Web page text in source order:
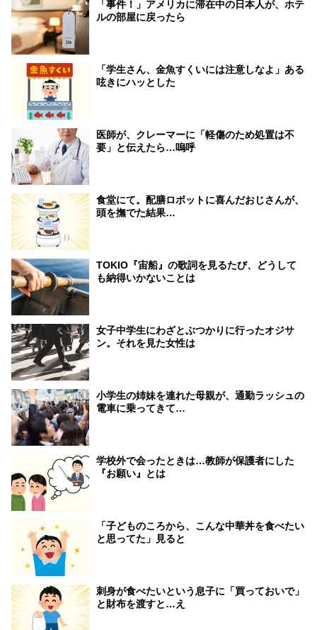
「事件！」アメリカに滞在中の日本人が、ホテ
ルの部屋に戻ったら
「学生さん、金魚すくいには注意しなよ」ある
呟きにハッとした
医師が、クレーマーに「軽傷のため処置は不
要」と伝えたら…嗚呼
食堂にて。配膳ロボットに喜んだおじさんが、
頭を撫でた結果…
TOKIO『宙船』の歌詞を見るたび、どうして
も納得いかないことは
女子中学生にわざとぶつかりに行ったオジサ
ン。それを見た女性は
小学生の姉妹を連れた母親が、通勤ラッシュの
電車に乗ってきて…
学校外で会ったときは…教師が保護者にした
『お願い』とは
「子どものころから、こんな中華丼を食べたい
と思ってた」見ると
刺身が食べたいという息子に「買っておいで」
と財布を渡すと…え